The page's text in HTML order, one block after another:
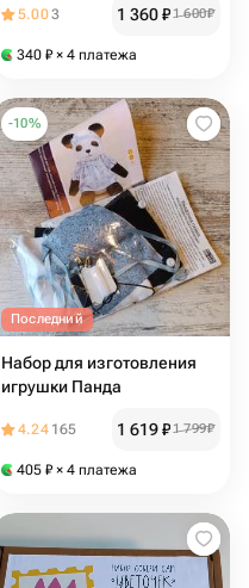
5.003 1 360₽1 600₽
340 ₽ × 4 платежа
-10%
Последний
Набор для изготовления
игрушки Панда
4.24 165 1 619₽1 799₽
405 ₽ × 4 платежа